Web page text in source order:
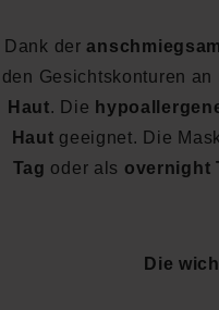
Dank der
den Gesichtskonturen
Haut. Die
Haut geeignet. Die
Tag oder als overnight
Die